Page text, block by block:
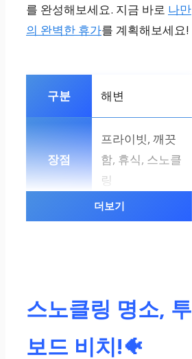
를 완성해보세요. 지금 바로 나만
의 완벽한 휴가를 계획해보세요!
해변
프라이빗, 깨끗
함, 휴식, 스노클
링
리
더보기
스노클링 명소, 투
보드 비치!🐠